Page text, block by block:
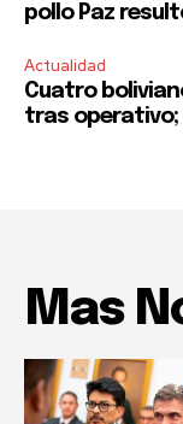
pollo Paz
Actualidad
Cuatro
tras operativo;
Mas